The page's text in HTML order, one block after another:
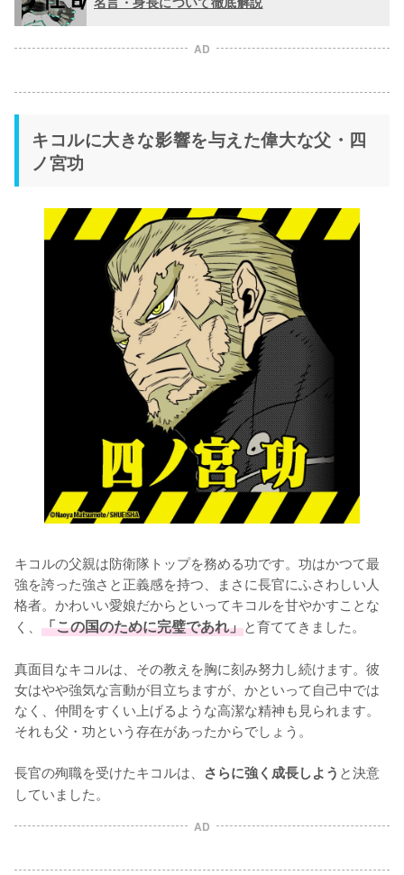
AD
キコルに大きな影響を与えた偉大な父・四
ノ宮功
キコルの父親は防衛隊トップを務める功です。功はかつて最
強を誇った強さと正義感を持つ、まさに長官にふさわしい人
格者。かわいい愛娘だからといってキコルを甘やかすことな
く、 「この国のために完璧であれ」と育ててきました。
真面目なキコルは、その教えを胸に刻み努力し続けます。彼
女はやや強気な言動が目立ちますが、かといって自己中では
なく、仲間をすくい上げるような高潔な精神も見られます。
それも父・功という存在があったからでしょう。
長官の殉職を受けたキコルは、 さらに強く成長しよう と決意
していました。
AD